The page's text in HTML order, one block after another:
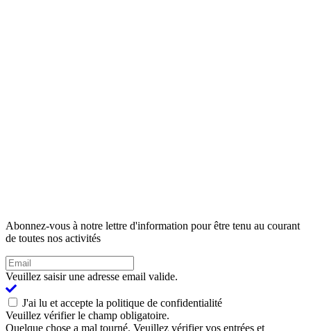
Abonnez-vous à notre lettre d'information pour être tenu au courant
de toutes nos activités
Veuillez saisir une adresse email valide.
J'ai lu et accepte la politique de confidentialité
Veuillez vérifier le champ obligatoire.
Quelque chose a mal tourné. Veuillez vérifier vos entrées et